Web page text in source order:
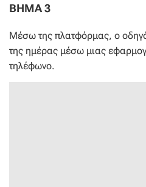
ΒΗΜΑ 3
Μέσω της πλατφόρμας, ο
της ημέρας μέσω μιας
τηλέφωνο.